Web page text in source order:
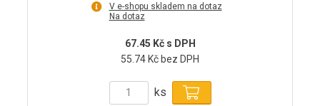
V e-shopu skladem na dotaz
Na dotaz
67.45 Kč s DPH
55.74 Kč bez DPH
ks